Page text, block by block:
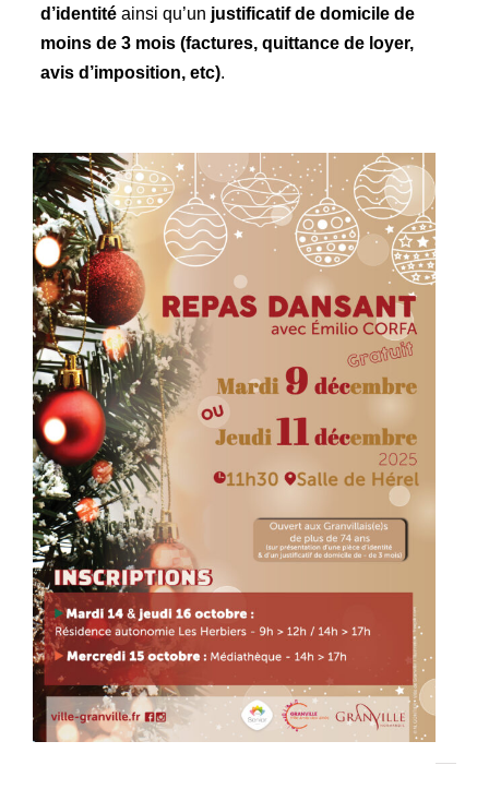
d’identité ainsi qu’un justificatif de domicile de
moins de 3 mois (factures, quittance de loyer,
avis d’imposition, etc).